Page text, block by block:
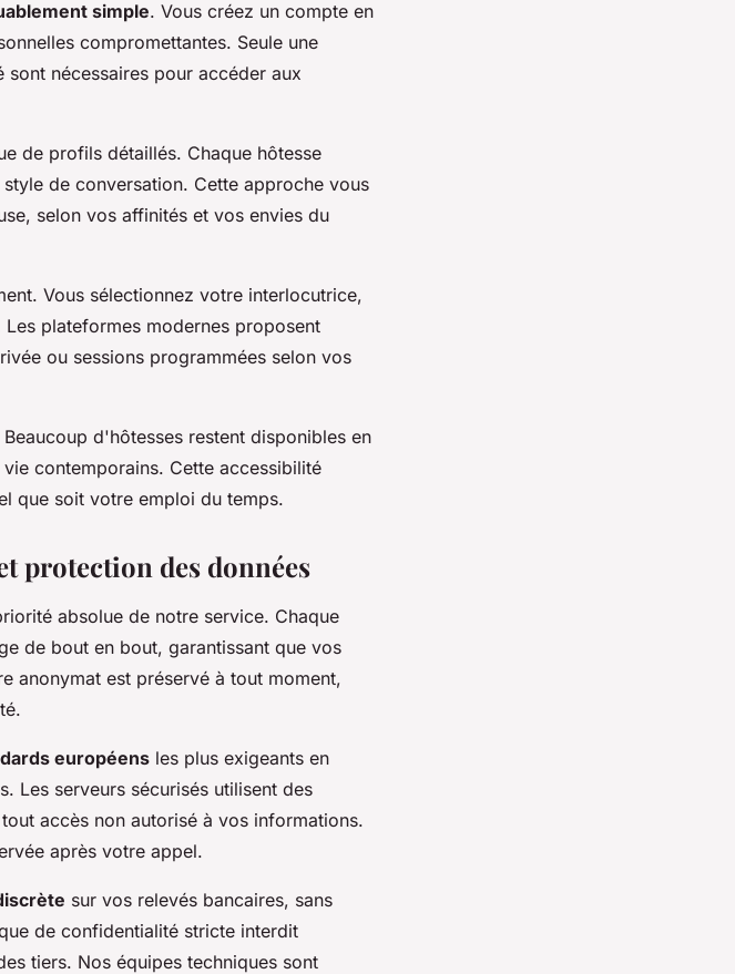
simple. Vous créez un compte en
compromettantes. Seule une
nécessaires pour accéder aux
de profils détaillés. Chaque hôtesse
de conversation. Cette approche vous
selon vos affinités et vos envies du
Vous sélectionnez votre interlocutrice,
plateformes modernes proposent
ou sessions programmées selon vos
d'hôtesses restent disponibles en
contemporains. Cette accessibilité
que soit votre emploi du temps.
protection des données
absolue de notre service. Chaque
de bout en bout, garantissant que vos
anonymat est préservé à tout moment,
européens les plus exigeants en
Les serveurs sécurisés utilisent des
accès non autorisé à vos informations.
après votre appel.
sur vos relevés bancaires, sans
de confidentialité stricte interdit
tiers. Nos équipes techniques sont